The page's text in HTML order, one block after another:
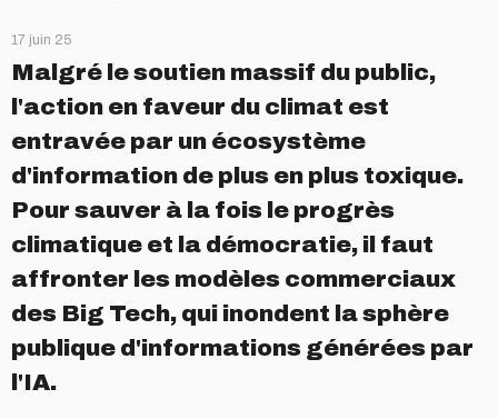
17 juin 25
Malgré le soutien massif du public,
l'action en faveur du climat est
entravée par un écosystème
d'information de plus en plus toxique.
Pour sauver à la fois le progrès
climatique et la démocratie, il faut
affronter les modèles commerciaux
des Big Tech, qui inondent la sphère
publique d'informations générées par
l'IA.